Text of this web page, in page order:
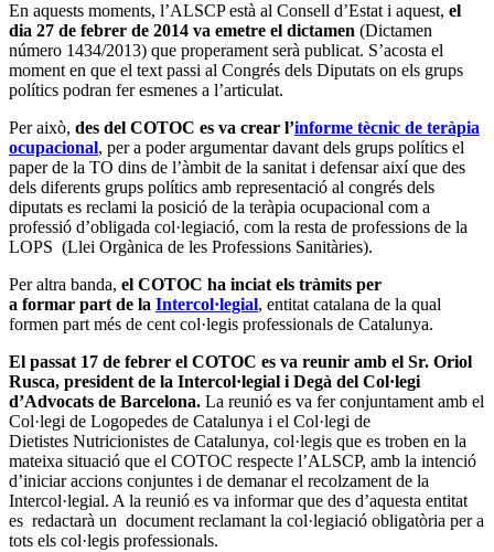
En aquests moments, l’ALSCP està al Consell d’Estat i aquest, el
dia 27 de febrer de 2014 va emetre el dictamen (Dictamen
número 1434/2013) que properament serà publicat. S’acosta el
moment en que el text passi al Congrés dels Diputats on els grups
polítics podran fer esmenes a l’articulat.
Per això, des del COTOC es va crear l’informe tècnic de teràpia
ocupacional, per a poder argumentar davant dels grups polítics el
paper de la TO dins de l’àmbit de la sanitat i defensar així que des
dels diferents grups polítics amb representació al congrés dels
diputats es reclami la posició de la teràpia ocupacional com a
professió d’obligada col·legiació, com la resta de professions de la
LOPS (Llei Orgànica de les Professions Sanitàries).
Per altra banda, el COTOC ha inciat els tràmits per
a formar part de la Intercol·legial, entitat catalana de la qual
formen part més de cent col·legis professionals de Catalunya.
El passat 17 de febrer el COTOC es va reunir amb el Sr. Oriol
Rusca, president de la Intercol·legial i Degà del Col·legi
d’Advocats de Barcelona. La reunió es va fer conjuntament amb el
Col·legi de Logopedes de Catalunya i el Col·legi de
Dietistes Nutricionistes de Catalunya, col·legis que es troben en la
mateixa situació que el COTOC respecte l’ALSCP, amb la intenció
d’iniciar accions conjuntes i de demanar el recolzament de la
Intercol·legial. A la reunió es va informar que des d’aquesta entitat
es redactarà un document reclamant la col·legiació obligatòria per a
tots els col·legis professionals.